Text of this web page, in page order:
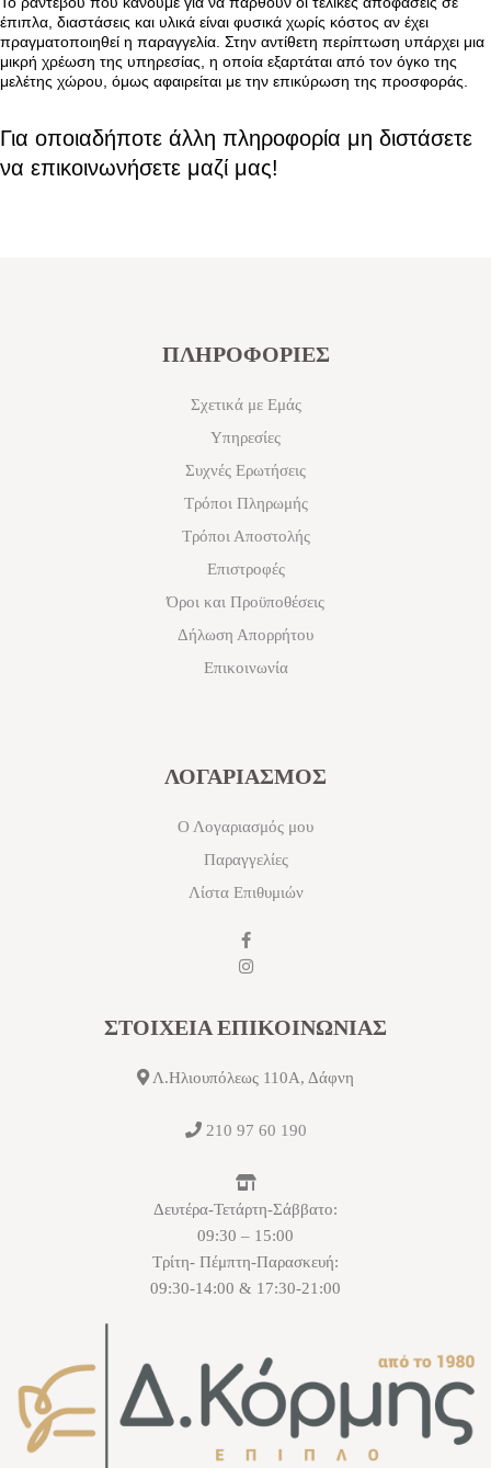
έπιπλα, διαστάσεις και υλικά είναι φυσικά χωρίς κόστος αν έχει
πραγματοποιηθεί η παραγγελία. Στην αντίθετη περίπτωση υπάρχει μια
μικρή χρέωση της υπηρεσίας, η οποία εξαρτάται από τον όγκο της
μελέτης χώρου, όμως αφαιρείται με την επικύρωση της προσφοράς.
Για οποιαδήποτε άλλη πληροφορία μη διστάσετε
να επικοινωνήσετε μαζί μας!
ΠΛΗΡΟΦΟΡΙΕΣ
Σχετικά με Εμάς
Υπηρεσίες
Συχνές Ερωτήσεις
Τρόποι Πληρωμής
Τρόποι Αποστολής
Επιστροφές
Όροι και Προϋποθέσεις
Δήλωση Απορρήτου
Επικοινωνία
ΛΟΓΑΡΙΑΣΜΟΣ
Ο Λογαριασμός μου
Παραγγελίες
Λίστα Επιθυμιών
ΣΤΟΙΧΕΙΑ ΕΠΙΚΟΙΝΩΝΙΑΣ
Λ.Ηλιουπόλεως 110Α, Δάφνη
210 97 60 190
Δευτέρα-Τετάρτη-Σάββατο:
09:30 – 15:00
Τρίτη- Πέμπτη-Παρασκευή:
09:30-14:00 & 17:30-21:00